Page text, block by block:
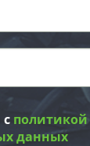
с
данных